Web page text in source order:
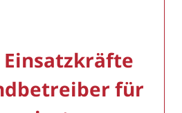
Einsatzkräfte
für